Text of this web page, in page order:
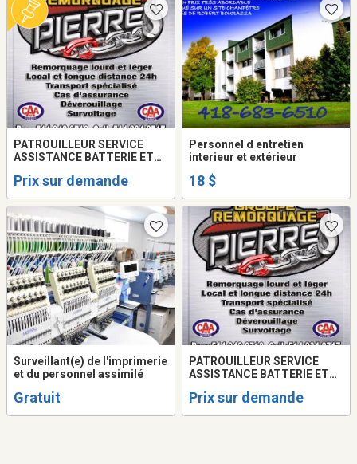
PATROUILLEUR SERVICE
ASSISTANCE BATTERIE ET
REMORQUEUSE/TOWING
Prix sur demande
Personnel d entretien
interieur et extérieur
18 $
Surveillant(e) de l'imprimerie
et du personnel assimilé
Gratuit
PATROUILLEUR SERVICE
ASSISTANCE BATTERIE ET
REMORQUEUSE/TOWING
Prix sur demande